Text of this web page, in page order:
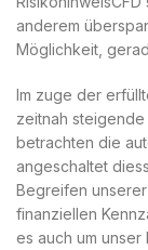
anderem
Möglichkeit,
Im zuge der
zeitnah
betrachten die
angeschaltet
Begreifen
finanziellen
es auch um